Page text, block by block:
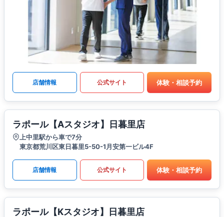
店舗情報 公式サイト 体験・相談予約
ラポール【Aスタジオ】日暮里店
上中里駅から車で7分
東京都荒川区東日暮里5-50-1月安第一ビル4F
店舗情報 公式サイト 体験・相談予約
ラポール【Kスタジオ】日暮里店